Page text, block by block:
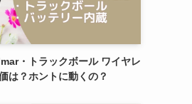
・トラックボール ワイヤレ
は？ホントに動くの？